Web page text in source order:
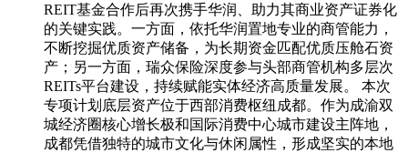
REIT基金合作后再次携手华润、助力其商业资产证券化
的关键实践。一方面，依托华润置地专业的商管能力，
不断挖掘优质资产储备，为长期资金匹配优质压舱石资
产；另一方面，瑞众保险深度参与头部商管机构多层次
REITs平台建设，持续赋能实体经济高质量发展。 本次
专项计划底层资产位于西部消费枢纽成都。作为成渝双
城经济圈核心增长极和国际消费中心城市建设主阵地，
成都凭借独特的城市文化与休闲属性，形成坚实的本地